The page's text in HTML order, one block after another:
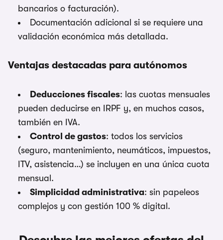
bancarios o facturación).
Documentación adicional si se requiere una
validación económica más detallada.
Ventajas destacadas para autónomos
Deducciones fiscales: las cuotas mensuales
pueden deducirse en IRPF y, en muchos casos,
también en IVA.
Control de gastos: todos los servicios
(seguro, mantenimiento, neumáticos, impuestos,
ITV, asistencia…) se incluyen en una única cuota
mensual.
Simplicidad administrativa: sin papeleos
complejos y con gestión 100 % digital.